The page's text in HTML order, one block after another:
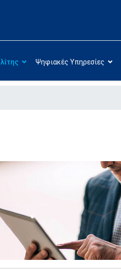
Ψηφιακές Υπηρεσίες